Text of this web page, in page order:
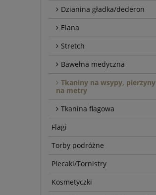
Dzianina gładka/dederon
Elana
Stretch
Bawełna medyczna
Tkaniny na wsypy, pierzyny
na metry
Tkanina flagowa
Flagi
Torby podróżne
Plecaki/Tornistry
Kosmetyczki